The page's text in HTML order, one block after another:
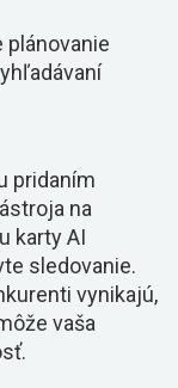
pridaním
na
karty AI
sledovanie.
vynikajú,
vaša